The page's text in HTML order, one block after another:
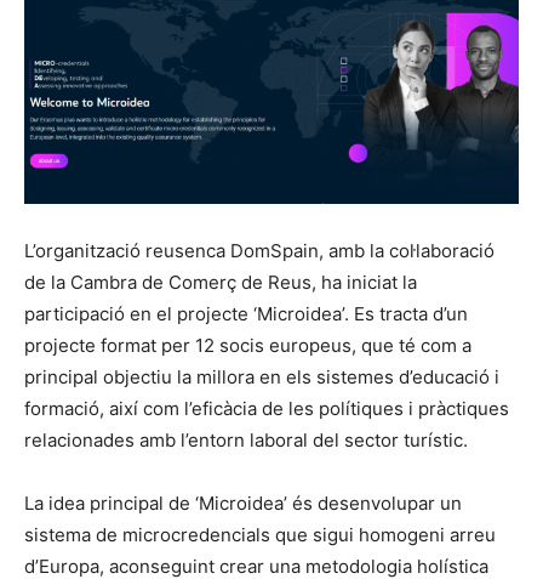
L’organització reusenca DomSpain, amb la col·laboració
de la Cambra de Comerç de Reus, ha iniciat la
participació en el projecte ‘Microidea’. Es tracta d’un
projecte format per 12 socis europeus, que té com a
principal objectiu la millora en els sistemes d’educació i
formació, així com l’eficàcia de les polítiques i pràctiques
relacionades amb l’entorn laboral del sector turístic.
La idea principal de ‘Microidea’ és desenvolupar un
sistema de microcredencials que sigui homogeni arreu
d’Europa, aconseguint crear una metodologia holística